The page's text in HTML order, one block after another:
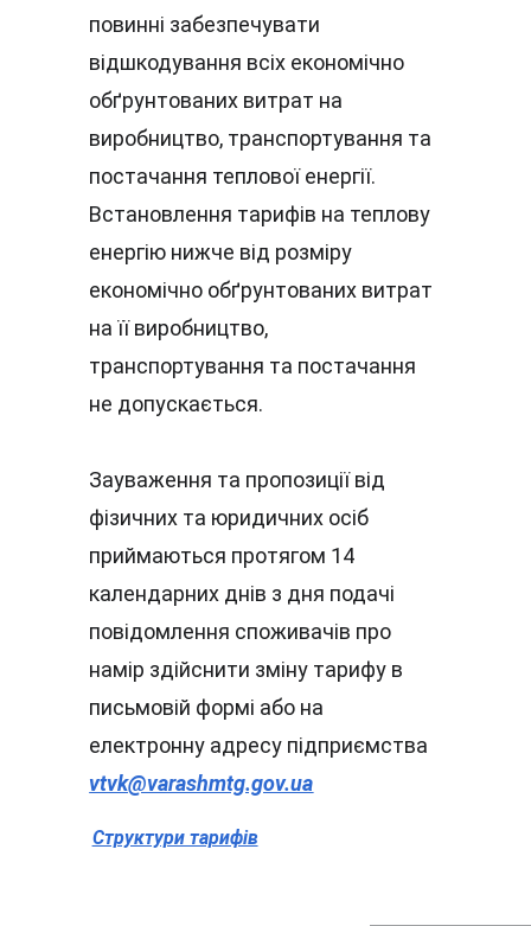
повинні забезпечувати
відшкодування всіх економічно
обґрунтованих витрат на
виробництво, транспортування та
постачання теплової енергії.
Встановлення тарифів на теплову
енергію нижче від розміру
економічно обґрунтованих витрат
на її виробництво,
транспортування та постачання
не допускається.
Зауваження та пропозиції від
фізичних та юридичних осіб
приймаються протягом 14
календарних днів з дня подачі
повідомлення споживачів про
намір здійснити зміну тарифу в
письмовій формі або на
електронну адресу підприємства
vtvk@varashmtg.gov.ua
Структури тарифів